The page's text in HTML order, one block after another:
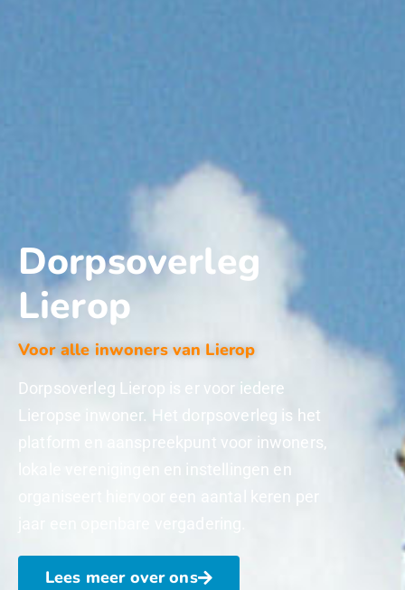
Dorpsoverleg
Lierop
Voor alle inwoners van Lierop
Dorpsoverleg Lierop is er voor iedere
Lieropse inwoner. Het dorpsoverleg is het
platform en aanspreekpunt voor inwoners,
lokale verenigingen en instellingen en
organiseert hiervoor een aantal keren per
Lees meer over ons